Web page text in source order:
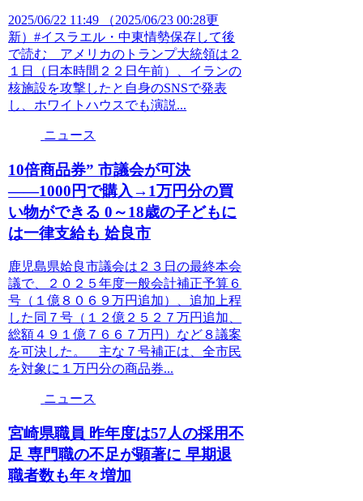
2025/06/22 11:49 （2025/06/23 00:28更
新）#イスラエル・中東情勢保存して後
で読む アメリカのトランプ大統領は２
１日（日本時間２２日午前）、イランの
核施設を攻撃したと自身のSNSで発表
し、ホワイトハウスでも演説...
ニュース
10倍商品券” 市議会が可決
――1000円で購入→1万円分の買
い物ができる 0～18歳の子どもに
は一律支給も 姶良市
鹿児島県姶良市議会は２３日の最終本会
議で、２０２５年度一般会計補正予算６
号（１億８０６９万円追加）、追加上程
した同７号（１２億２５２７万円追加、
総額４９１億７６６７万円）など８議案
を可決した。 主な７号補正は、全市民
を対象に１万円分の商品券...
ニュース
宮崎県職員 昨年度は57人の採用不
足 専門職の不足が顕著に 早期退
職者数も年々増加